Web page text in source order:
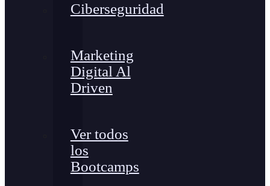
Ciberseguridad
Marketing
Digital Al
Driven
Ver todos
los
Bootcamps